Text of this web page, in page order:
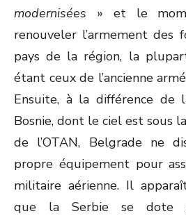
modernisées » et le
renouveler l’armement des
pays de la région, la
étant ceux de l’ancienne
Ensuite, à la différence
Bosnie, dont le ciel est sous
de l’OTAN, Belgrade ne
propre équipement pour
militaire aérienne. Il
que la Serbie se dote